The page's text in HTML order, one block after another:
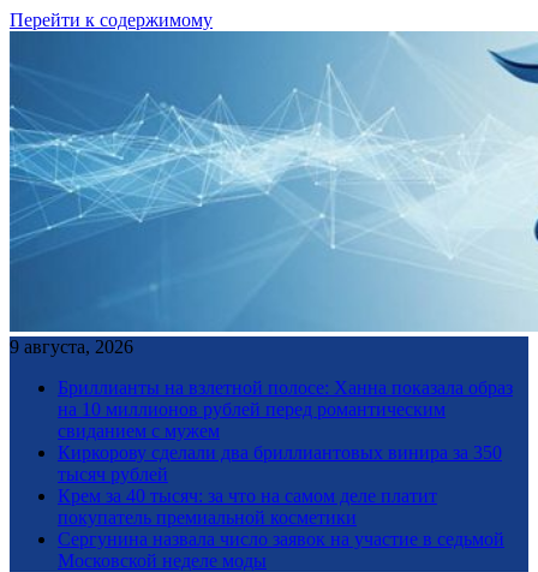
Перейти к содержимому
9 августа, 2026
Бриллианты на взлетной полосе: Ханна показала образ
на 10 миллионов рублей перед романтическим
свиданием с мужем
Киркорову сделали два бриллиантовых винира за 350
тысяч рублей
Крем за 40 тысяч: за что на самом деле платит
покупатель премиальной косметики
Сергунина назвала число заявок на участие в седьмой
Московской неделе моды